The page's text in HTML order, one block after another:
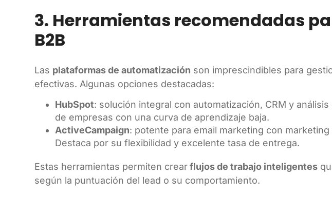
3. Herramientas recomendadas
B2B
Las plataformas de automatización son imprescindibles para
efectivas. Algunas opciones destacadas:
HubSpot: solución integral con automatización, CRM y
de empresas con una curva de aprendizaje baja.
ActiveCampaign: potente para email marketing con
Destaca por su flexibilidad y excelente tasa de entrega.
Estas herramientas permiten crearflujos de trabajo inteligentes
según la puntuación del lead o su comportamiento.